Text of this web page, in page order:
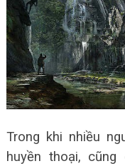
Trong khi nhiều
huyền thoại,